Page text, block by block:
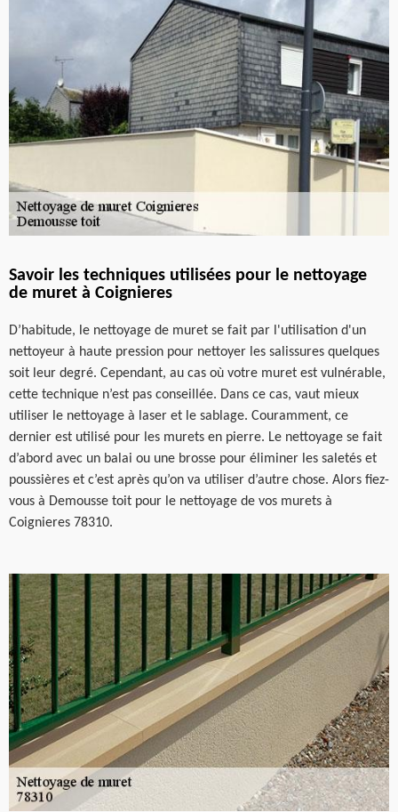
Savoir les techniques utilisées pour le nettoyage
de muret à Coignieres
D’habitude, le nettoyage de muret se fait par l'utilisation d'un
nettoyeur à haute pression pour nettoyer les salissures quelques
soit leur degré. Cependant, au cas où votre muret est vulnérable,
cette technique n’est pas conseillée. Dans ce cas, vaut mieux
utiliser le nettoyage à laser et le sablage. Couramment, ce
dernier est utilisé pour les murets en pierre. Le nettoyage se fait
d’abord avec un balai ou une brosse pour éliminer les saletés et
poussières et c’est après qu’on va utiliser d’autre chose. Alors fiez-
vous à Demousse toit pour le nettoyage de vos murets à
Coignieres 78310.